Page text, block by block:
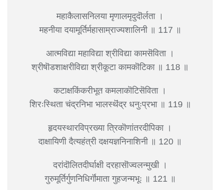
महाकैलासनिलया मृणालमृदुदॊर्लता ।
महनीया दयामूर्तिर्महासाम्राज्यशालिनी ॥ 117 ॥
आत्मविद्या महाविद्या श्रीविद्या कामसॆविता ।
श्रीषॊडशाक्षरीविद्या श्रीकूटा कामकॊटिका ॥ 118 ॥
कटाक्षकिंकरीभूत कमलाकॊटिसॆविता ।
शिरःस्थिता चंद्रनिभा भालस्थॆंद्र धनुःप्रभा ॥ 119 ॥
हृदयस्थारविप्रख्या त्रिकॊणांतरदीपिका ।
दाक्षायिणी दैत्यहंत्री दक्षयज्ञनिनाशिनी ॥ 120 ॥
दरांदॊलितदीर्घाक्षी दरहासॊज्वलन्मुखी ।
गुरुमूर्तिर्गुणनिधिर्गॊमाता गुहजन्मभूः ॥ 121 ॥